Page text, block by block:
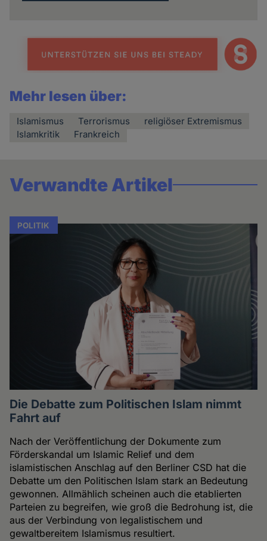
Mehr lesen über:
Islamismus Terrorismus
religiöser Extremismus
Islamkritik
Frankreich
Verwandte Artikel
POLITIK
Die Debatte zum Politischen Islam nimmt
Fahrt auf
Nach der Veröffentlichung der Dokumente zum
Förderskandal um Islamic Relief und dem
islamistischen Anschlag auf den Berliner CSD hat die
Debatte um den Politischen Islam stark an Bedeutung
gewonnen. Allmählich scheinen auch die etablierten
Parteien zu begreifen, wie groß die Bedrohung ist, die
aus der Verbindung von legalistischem und
gewaltbereitem Islamismus resultiert.